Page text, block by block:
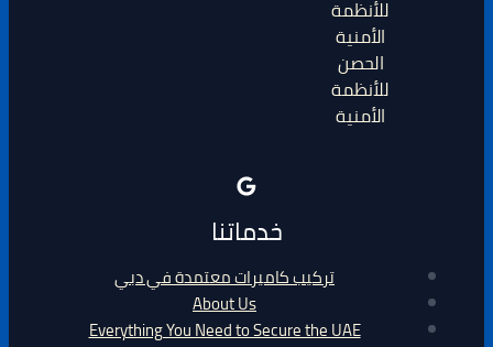
تركيب كاميرات معتمدة في دبي
Everything You Need to Secure the UAE